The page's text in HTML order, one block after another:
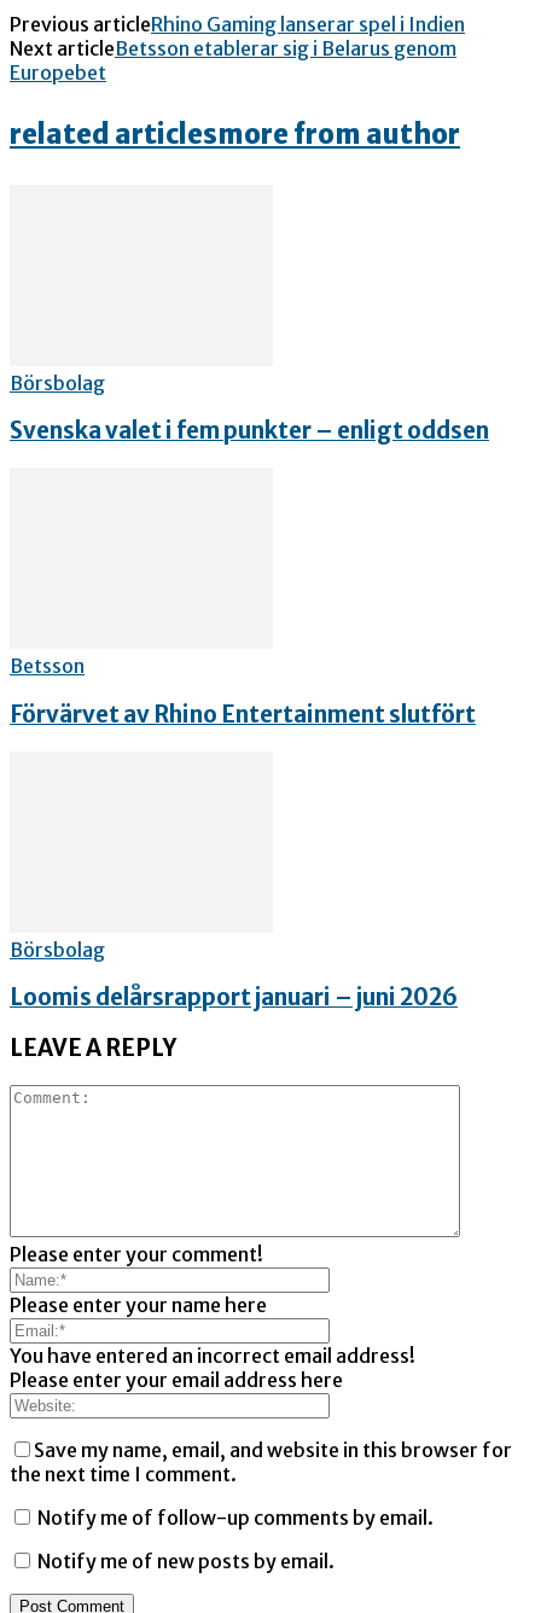
Previous articleRhino Gaming lanserar spel i Indien
Next articleBetsson etablerar sig i Belarus genom
Europebet
related articlesmore from author
Börsbolag
Svenska valet i fem punkter – enligt oddsen
Betsson
Förvärvet av Rhino Entertainment slutfört
Börsbolag
Loomis delårsrapport januari – juni 2026
LEAVE A REPLY
Please enter your comment!
Please enter your name here
You have entered an incorrect email address!
Please enter your email address here
Save my name, email, and website in this browser for
the next time I comment.
Notify me of follow-up comments by email.
Notify me of new posts by email.